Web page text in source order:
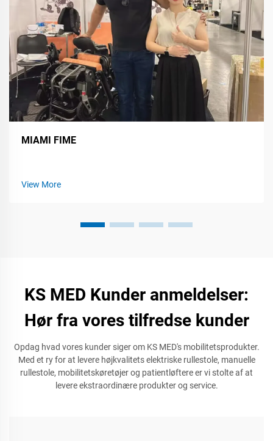
MIAMI FIME
View More
KS MED Kunder anmeldelser:
Hør fra vores tilfredse kunder
Opdag hvad vores kunder siger om KS MED's mobilitetsprodukter.
Med et ry for at levere højkvalitets elektriske rullestole, manuelle
rullestole, mobilitetskøretøjer og patientløftere er vi stolte af at
levere ekstraordinære produkter og service.